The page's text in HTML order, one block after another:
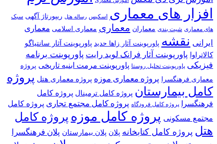
افزار های معماری اسکیس رساله هتل ریپورتاژ آگهی سبک
های معماری شیت بندی معماران معماری معماری اسلامی معماری
ایرانی نقشه پاورپوینت آثار زاها حدید پاورپوینت آثار سانتیاگو
کالاتراوا پاورپوینت آثار فرانک لوید رایت پاورپوینت برنامه
فیزیکی پاورپوینت تحلیل روستا پاورپوینت مرمت ابنیه تاریخی پروژه
معماری فرهنگسرا پروژه معماری موزه پروژه معماری هتل پروژه
کامل بیمارستان پروژه کامل ترمینال پروژه کامل
فرهنگسرا
پروژه کامل فرودگاه پروژه کامل مجتمع تجاری پروژه کامل
مجتمع مسکونی پروژه کامل موزه پروژه کامل
هتل پروژه کامل کتابخانه پلان پلان بیمارستان پلان فرهنگسرا